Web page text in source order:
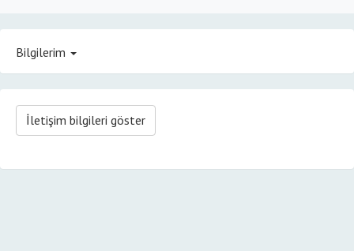
Bilgilerim
İletişim bilgileri göster